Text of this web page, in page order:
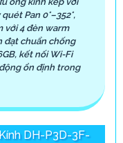
Pan 0°–352°,
với 4 đèn warm
đạt chuẩn chống
kết nối Wi-Fi
ổn định trong
DH-P3D-3F-